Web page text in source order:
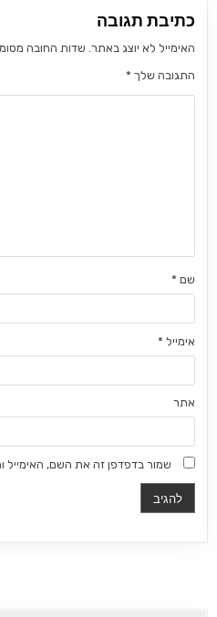
כתיבת תגובה
האימייל לא יוצג באתר. שדות החובה
התגובה שלך *
שם *
אימייל *
אתר
שמור בדפדפן זה את השם,